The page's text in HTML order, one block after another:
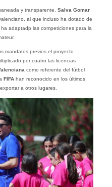
y transparente, Salva Gomar
al que incluso ha dotado de
adaptadp las competiciones para la
mandatos previos el proyecto
por cuatro las licencias
como referente del fútbol
FIFAhan reconocido en los últimos
a otros lugares.